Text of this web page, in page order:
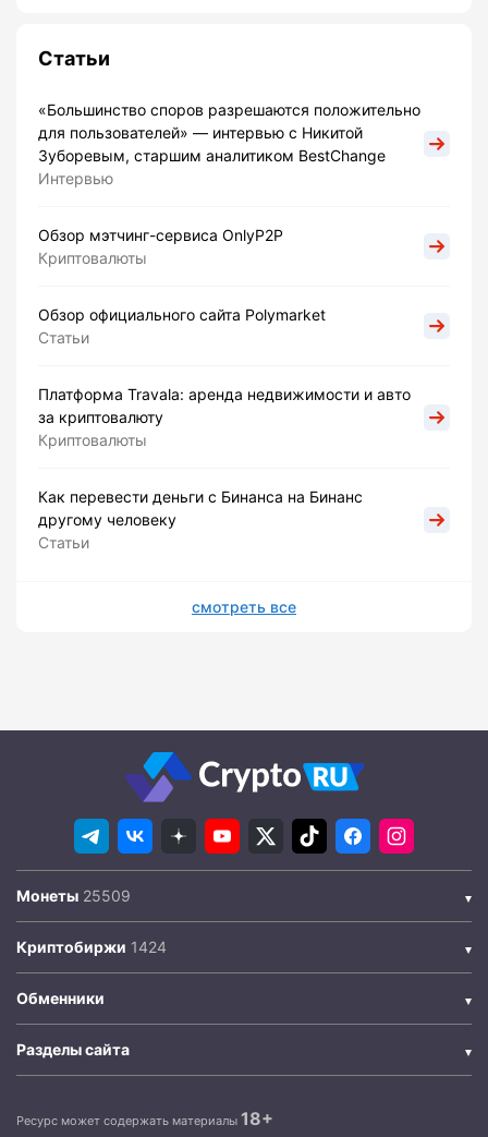
Статьи
«Большинство споров разрешаются положительно
для пользователей» — интервью с Никитой
Зуборевым, старшим аналитиком BestChange
Интервью
Обзор мэтчинг-сервиса OnlyP2P
Криптовалюты
Обзор официального сайта Polymarket
Статьи
Платформа Travala: аренда недвижимости и авто
за криптовалюту
Криптовалюты
Как перевести деньги с Бинанса на Бинанс
другому человеку
Статьи
смотреть все
Монеты
Криптобиржи
Обменники
Разделы сайта
Ресурс может содержать материалы 18+